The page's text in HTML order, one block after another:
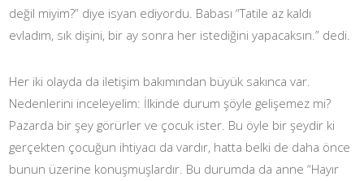
değil miyim?” diye isyan ediyordu. Babası “Tatile az kaldı
evladım, sık dişini, bir ay sonra her istediğini yapacaksın.” dedi.
Her iki olayda da iletişim bakımından büyük sakınca var.
Nedenlerini inceleyelim: İlkinde durum şöyle gelişemez mi?
Pazarda bir şey görürler ve çocuk ister. Bu öyle bir şeydir ki
gerçekten çocuğun ihtiyacı da vardır, hatta belki de daha önce
bunun üzerine konuşmuşlardır. Bu durumda da anne “Hayır